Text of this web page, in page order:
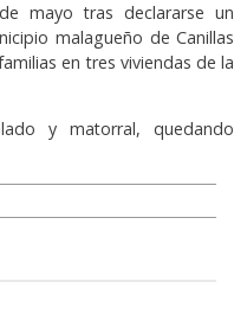
mayo tras declararse un
malagueño de Canillas
en tres viviendas de la
y matorral, quedando